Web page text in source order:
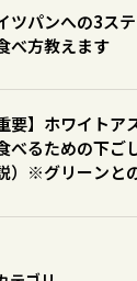
ツパンへの3ス
べ方教えます
重要】ホワイトア
べるための下ご
）※グリーンと